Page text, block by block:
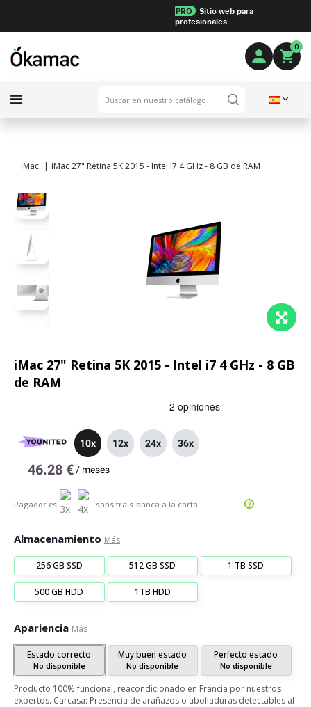
PRO
Sitio web para
profesionales
0
iMac iMac 27" Retina 5K 2015 - Intel i7 4 GHz - 8 GB de RAM
iMac 27" Retina 5K 2015 - Intel i7 4 GHz - 8 GB
de RAM
10x 12x 24x 36x
46.28 € / meses
Pagador es sans frais banca a la carta
Almacenamiento Más
256 GB SSD 512 GB SSD 1 TB SSD
500 GB HDD 1TB HDD
Apariencia Más
Estado correcto
No disponible
Muy buen estado
No disponible
Perfecto estado
No disponible
Producto 100% funcional, reacondicionado en Francia por nuestros
expertos. Carcasa: Presencia de arañazos o abolladuras detectables al